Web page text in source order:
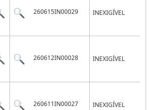
260615IN00029 INEXIGÍVEL
260612IN00028 INEXIGÍVEL
260611IN00027 INEXIGÍVEL